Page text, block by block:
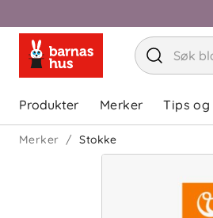
Produkter Merker Tips og
Merker Stokke